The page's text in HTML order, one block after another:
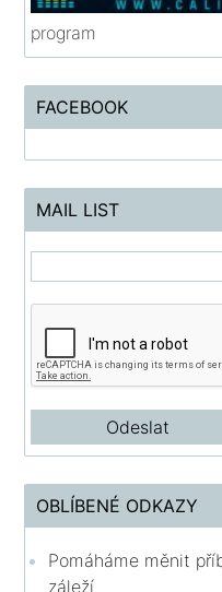
program
FACEBOOK
MAIL LIST
OBLÍBENÉ ODKAZY
Pomáháme měnit
záleží